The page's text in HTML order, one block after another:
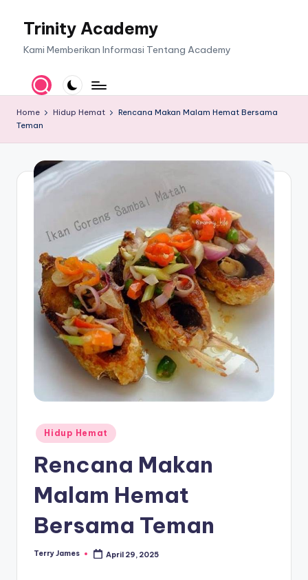
Trinity Academy
Kami Memberikan Informasi Tentang Academy
Home Hidup Hemat
Rencana Makan Malam Hemat Bersama
Teman
Posted
in
Hidup Hemat
Rencana Makan
Malam Hemat
Bersama Teman
Posted
Terry James April 29, 2025